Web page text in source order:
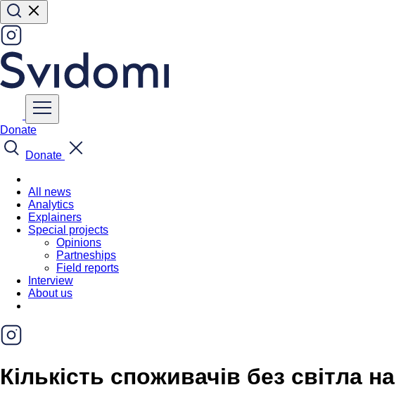
Donate
Donate
All news
Analytics
Explainers
Special projects
Opinions
Partneships
Field reports
Interview
About us
Кількість споживачів без світла